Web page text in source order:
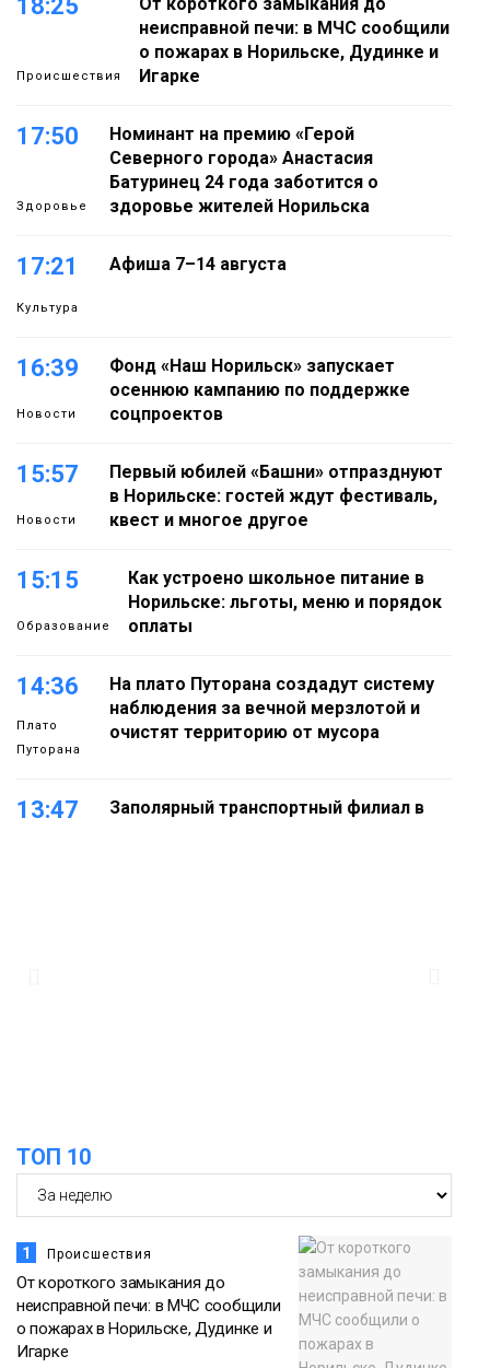
18:25
Происшествия
От короткого замыкания до
неисправной печи: в МЧС сообщили
о пожарах в Норильске, Дудинке и
Игарке
17:50
Здоровье
Номинант на премию «Герой
Северного города» Анастасия
Батуринец 24 года заботится о
здоровье жителей Норильска
17:21
Культура
Афиша 7–14 августа
16:39
Новости
Фонд «Наш Норильск» запускает
осеннюю кампанию по поддержке
соцпроектов
15:57
Новости
Первый юбилей «Башни» отпразднуют
в Норильске: гостей ждут фестиваль,
квест и многое другое
15:15
Образование
Как устроено школьное питание в
Норильске: льготы, меню и порядок
оплаты
14:36
Плато
Путорана
На плато Путорана создадут систему
наблюдения за вечной мерзлотой и
очистят территорию от мусора
13:47
Заполярный транспортный филиал в
ТОП 10
1 Происшествия
От короткого замыкания до
неисправной печи: в МЧС сообщили
о пожарах в Норильске, Дудинке и
Игарке